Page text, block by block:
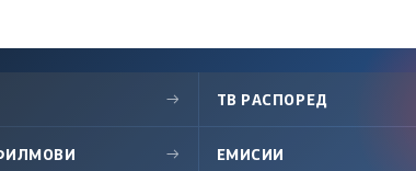
→ ТВ РАСПОРЕД
→ ЕМИСИИ